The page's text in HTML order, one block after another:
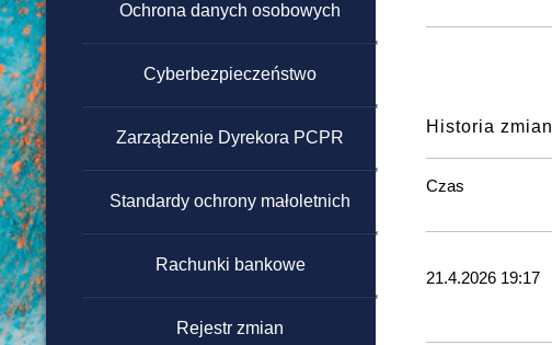
Ochrona danych osobowych
Cyberbezpieczeństwo
Zarządzenie Dyrekora PCPR
Standardy ochrony małoletnich
Rachunki bankowe
Rejestr zmian
Historia zmian
Czas
21.4.2026 19:17